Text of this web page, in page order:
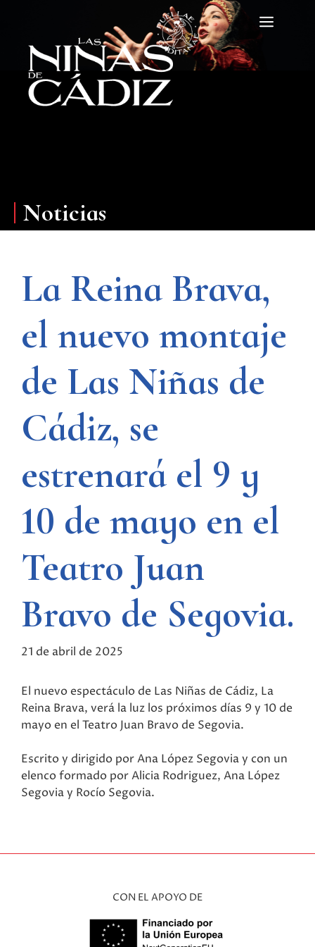
contenido
Menú
Noticias
La Reina Brava,
el nuevo montaje
de Las Niñas de
Cádiz, se
estrenará el 9 y
10 de mayo en el
Teatro Juan
Bravo de Segovia.
21 de abril de 2025
El nuevo espectáculo de Las Niñas de Cádiz, La
Reina Brava, verá la luz los próximos días 9 y 10 de
mayo en el Teatro Juan Bravo de Segovia.
Escrito y dirigido por Ana López Segovia y con un
elenco formado por Alicia Rodriguez, Ana López
Segovia y Rocío Segovia.
CON EL APOYO DE